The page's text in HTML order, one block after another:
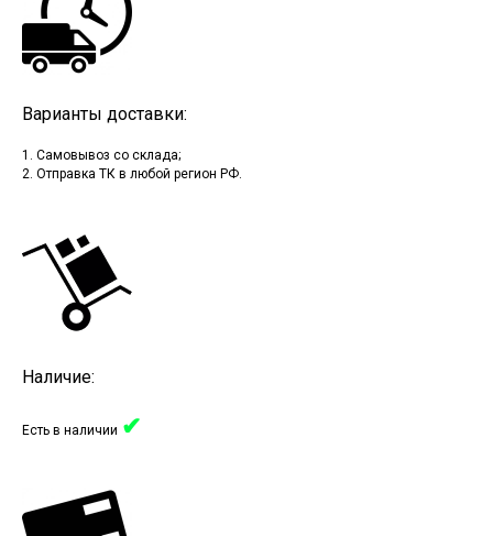
Варианты доставки:
1. Самовывоз со склада;
2. Отправка ТК в любой регион РФ.
Наличие:
Есть в наличии ✔